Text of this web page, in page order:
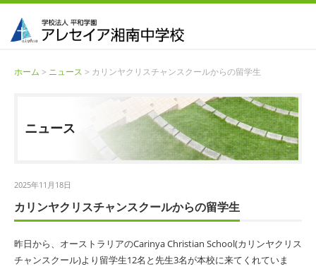
ホーム > ニュース > カリンヤクリスチャンスクールからの留学生
ニュース
2025年11月18日
カリンヤクリスチャンスクールからの留学生
昨日から、オーストラリアのCarinya Christian School(カリンヤクリス
チャンスクール)より留学生12名と先生3名が本校に来てくれていま